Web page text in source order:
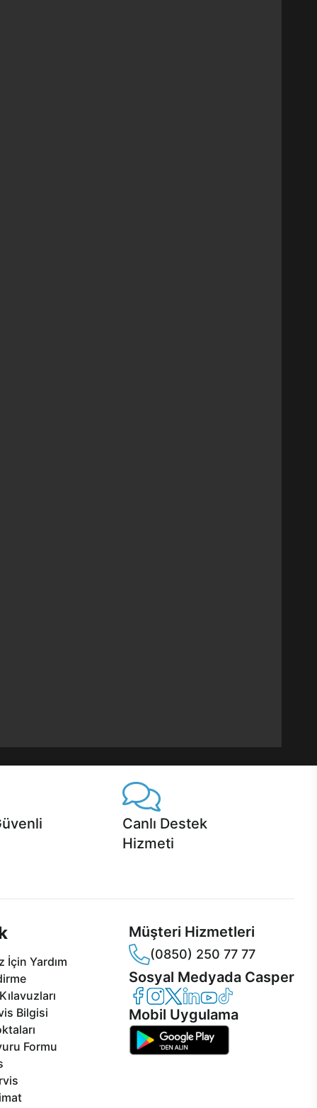
Canlı Destek
Hizmeti
İçin Yardım
Bilgisi
Formu
Müşteri Hizmetleri
(0850) 250 77 77
Sosyal Medyada Casper
Casper Facebook
Casper Instagram
Casper Twitter
Casper LinkedIn
Casper YouTube
Casper TikTok
Mobil Uygulama